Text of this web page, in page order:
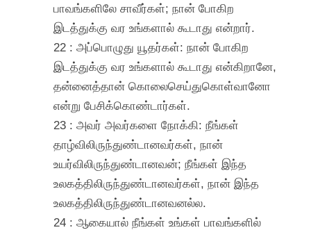
பாவங்களிலே சாவீர்கள்; நான் போகிற
இடத்துக்கு வர உங்களால் கூடாது என்றார்.
22 : அப்பொழுது யூதர்கள்: நான் போகிற
இடத்துக்கு வர உங்களால் கூடாது என்கிறானே,
தன்னைத்தான் கொலைசெய்துகொள்வானோ
என்று பேசிக்கொண்டார்கள்.
23 : அவர் அவர்களை நோக்கி: நீங்கள்
தாழ்விலிருந்துண்டானவர்கள், நான்
உயர்விலிருந்துண்டானவன்; நீங்கள் இந்த
உலகத்திலிருந்துண்டானவர்கள், நான் இந்த
உலகத்திலிருந்துண்டானவனல்ல.
24 : ஆகையால் நீங்கள் உங்கள் பாவங்களில்